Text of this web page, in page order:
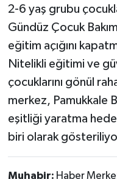
2-6 yaş grubu
Gündüz Çocuk
eğitim açığını
Nitelikli eğitimi ve
çocuklarını gönül
merkez, Pamukkale
eşitliği yaratma
biri olarak
Muhabir: Haber